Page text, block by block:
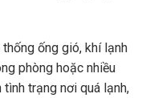
thống ống gió, khí lạnh
phòng hoặc nhiều
tình trạng nơi quá lạnh,